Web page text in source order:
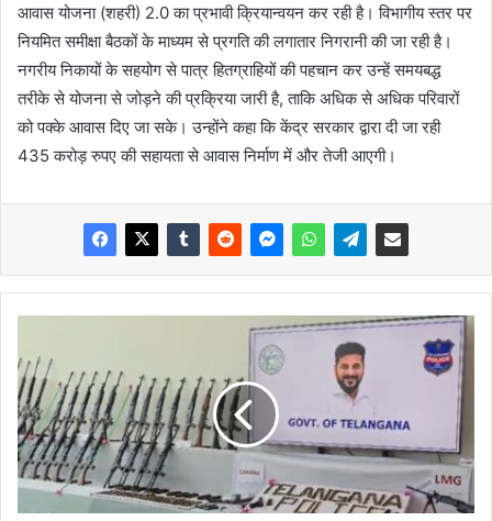
आवास योजना (शहरी) 2.0 का प्रभावी क्रियान्वयन कर रही है। विभागीय स्तर पर
नियमित समीक्षा बैठकों के माध्यम से प्रगति की लगातार निगरानी की जा रही है।
नगरीय निकायों के सहयोग से पात्र हितग्राहियों की पहचान कर उन्हें समयबद्ध
तरीके से योजना से जोड़ने की प्रक्रिया जारी है, ताकि अधिक से अधिक परिवारों
को पक्के आवास दिए जा सके। उन्होंने कहा कि केंद्र सरकार द्वारा दी जा रही
435 करोड़ रुपए की सहायता से आवास निर्माण में और तेजी आएगी।